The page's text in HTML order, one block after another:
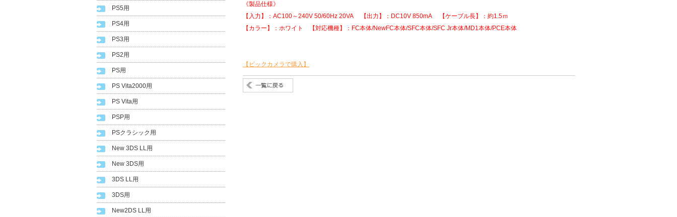
PS5用
PS4用
PS3用
PS2用
PS用
PS Vita2000用
PS Vita用
PSP用
PSクラシック用
New 3DS LL用
New 3DS用
3DS LL用
3DS用
New2DS LL用
《製品仕様》
【入力】：AC100～240V 50/60Hz 20VA 【出力】：DC10V 850mA 【ケーブル長】：約1.5ｍ
【カラー】：ホワイト 【対応機種】：FC本体/NewFC本体/SFC本体/SFC Jr本体/MD1本体/PCE本体
【ビックカメラで購入】